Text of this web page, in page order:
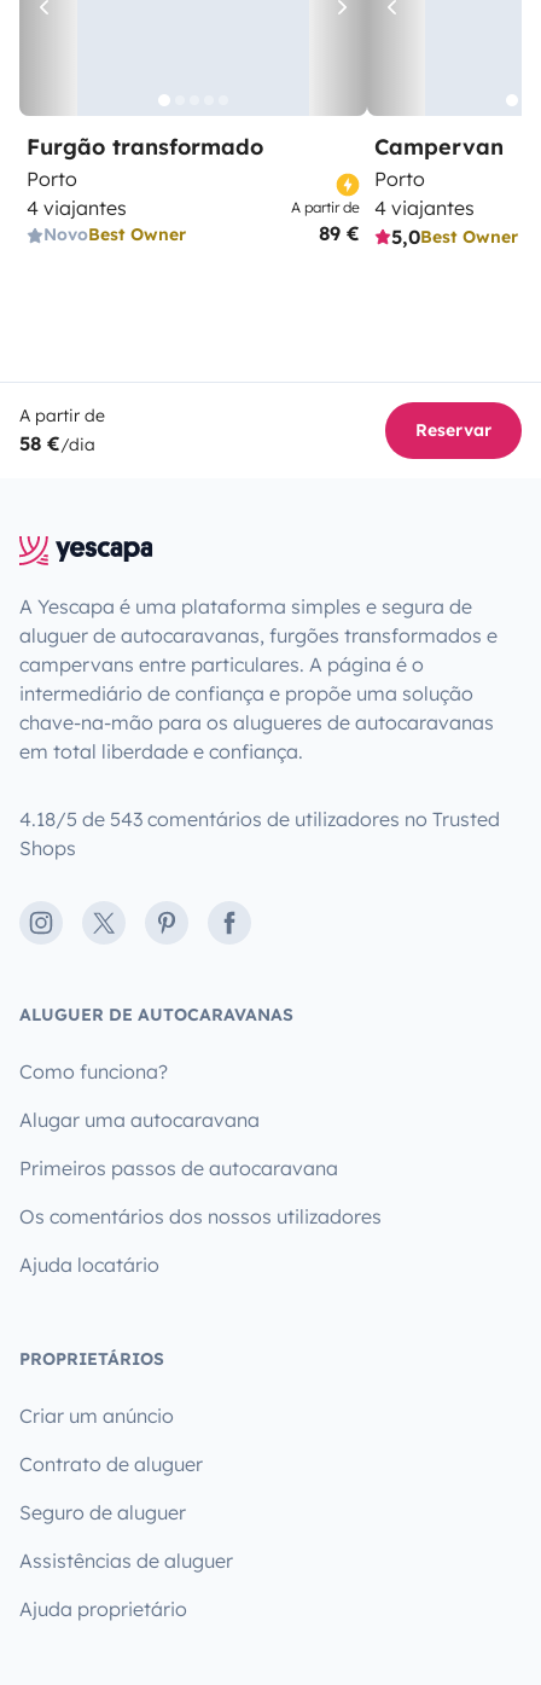
Furgão transformado
Porto
4 viajantes
NovoBest Owner
A partir de
89 €
Campervan
Porto
4 viajantes
5,0Best Owner
A partir de
58 €/dia
Reservar
A Yescapa é uma plataforma simples e segura de
aluguer de autocaravanas, furgões transformados e
campervans entre particulares. A página é o
intermediário de confiança e propõe uma solução
chave-na-mão para os alugueres de autocaravanas
em total liberdade e confiança.
4.18/5 de 543 comentários de utilizadores no Trusted
Shops
Instagram
X PinterestFacebook
ALUGUER DE AUTOCARAVANAS
Como funciona?
Alugar uma autocaravana
Primeiros passos de autocaravana
Os comentários dos nossos utilizadores
Ajuda locatário
PROPRIETÁRIOS
Criar um anúncio
Contrato de aluguer
Seguro de aluguer
Assistências de aluguer
Ajuda proprietário